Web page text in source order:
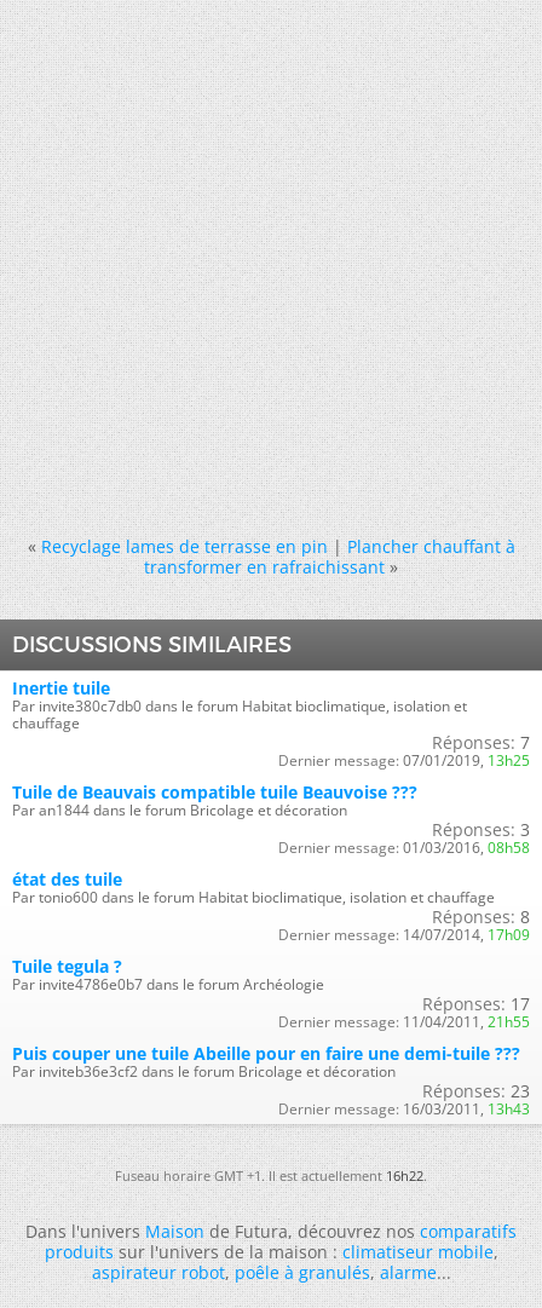
« Recyclage lames de terrasse en pin|Plancher chauffant à
transformer en rafraichissant »
DISCUSSIONS SIMILAIRES
Inertie tuile
Par invite380c7db0 dans le forum Habitat bioclimatique, isolation et
chauffage
Réponses: 7
Dernier message: 07/01/2019, 13h25
Tuile de Beauvais compatible tuile Beauvoise ???
Par an1844 dans le forum Bricolage et décoration
Réponses: 3
Dernier message: 01/03/2016, 08h58
état des tuile
Par tonio600 dans le forum Habitat bioclimatique, isolation et chauffage
Réponses: 8
Dernier message: 14/07/2014, 17h09
Tuile tegula ?
Par invite4786e0b7 dans le forum Archéologie
Réponses: 17
Dernier message: 11/04/2011, 21h55
Puis couper une tuile Abeille pour en faire une demi-tuile ???
Par inviteb36e3cf2 dans le forum Bricolage et décoration
Réponses: 23
Dernier message: 16/03/2011, 13h43
Fuseau horaire GMT +1. Il est actuellement16h22.
Dans l'universMaisonde Futura, découvrez noscomparatifs
produitssur l'univers de la maison :climatiseur mobile,
aspirateur robot,poêle à granulés,alarme...